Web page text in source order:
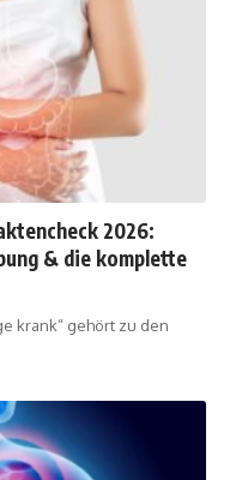
2026:
& die komplette
krank“ gehört zu den